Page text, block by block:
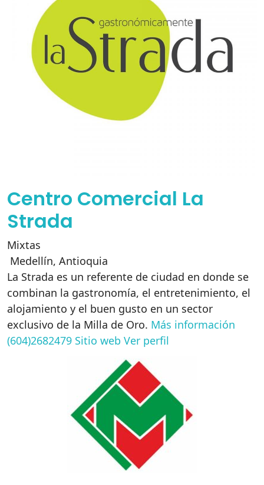
Centro Comercial La
Strada
Mixtas
Medellín, Antioquia
La Strada es un referente de ciudad en donde se
combinan la gastronomía, el entretenimiento, el
alojamiento y el buen gusto en un sector
exclusivo de la Milla de Oro. Más información
(604)2682479 Sitio web Ver perfil